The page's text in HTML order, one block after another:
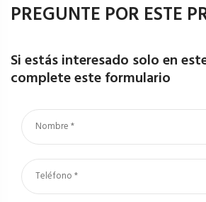
PREGUNTE POR ESTE
Si estás interesado solo en
complete este formulario